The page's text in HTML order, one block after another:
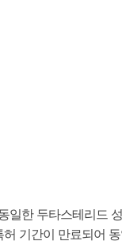
일한 두타스테리드
기간이 만료되어